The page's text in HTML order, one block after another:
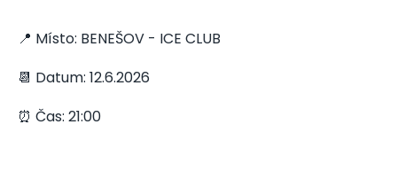
📍 Místo: BENEŠOV - ICE CLUB
📆 Datum: 12.6.2026
⏰ Čas: 21:00